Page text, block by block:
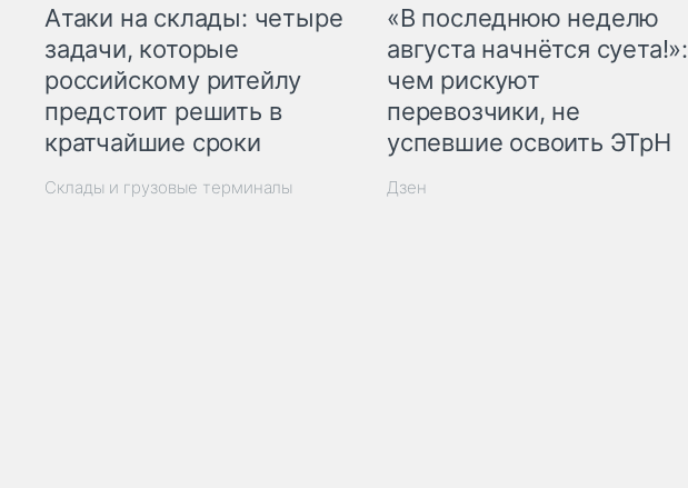
Атаки на склады: четыре
задачи, которые
российскому ритейлу
предстоит решить в
кратчайшие сроки
Склады и грузовые терминалы
«В последнюю неделю
августа начнётся суета!»:
чем рискуют
перевозчики, не
успевшие освоить ЭТрН
Дзен